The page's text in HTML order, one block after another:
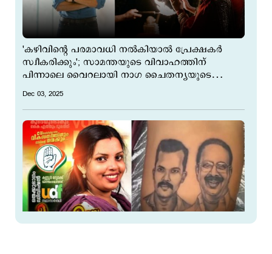
'കഴിവിന്‍റെ പരമാവധി നല്‍കിയാല്‍ പ്രേക്ഷകര്‍
സ്വീകരിക്കും'; സാമന്തയുടെ വിവാഹത്തിന്
പിന്നാലെ വൈറലായി നാഗ ചൈതന്യയുടെ
Dec 03, 2025